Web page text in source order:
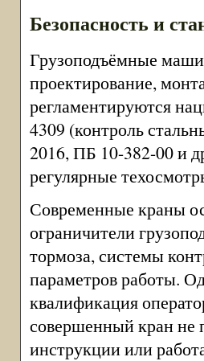
Безопасность и
Грузоподъёмные
проектирование,
регламентируются
4309 (контроль
2016, ПБ 10-382-00 и
регулярные
Современные краны
ограничители
тормоза, системы
параметров работы.
квалификация
совершенный кран не
инструкции или